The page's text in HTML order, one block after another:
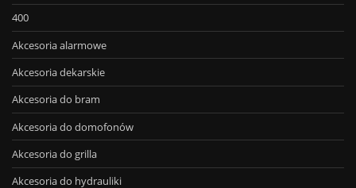
400
Akcesoria alarmowe
Akcesoria dekarskie
Akcesoria do bram
Akcesoria do domofonów
Akcesoria do grilla
Akcesoria do hydrauliki